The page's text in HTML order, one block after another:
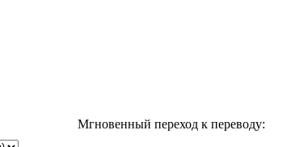
Мгновенный переход к переводу: